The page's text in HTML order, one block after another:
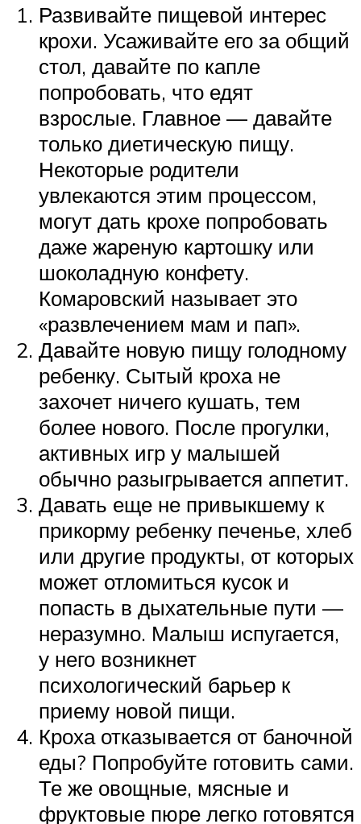
Развивайте пищевой интерес
крохи. Усаживайте его за общий
стол, давайте по капле
попробовать, что едят
взрослые. Главное — давайте
только диетическую пищу.
Некоторые родители
увлекаются этим процессом,
могут дать крохе попробовать
даже жареную картошку или
шоколадную конфету.
Комаровский называет это
«развлечением мам и пап».
Давайте новую пищу голодному
ребенку. Сытый кроха не
захочет ничего кушать, тем
более нового. После прогулки,
активных игр у малышей
обычно разыгрывается аппетит.
Давать еще не привыкшему к
прикорму ребенку печенье, хлеб
или другие продукты, от которых
может отломиться кусок и
попасть в дыхательные пути —
неразумно. Малыш испугается,
у него возникнет
психологический барьер к
приему новой пищи.
Кроха отказывается от баночной
еды? Попробуйте готовить сами.
Те же овощные, мясные и
фруктовые пюре легко готовятся